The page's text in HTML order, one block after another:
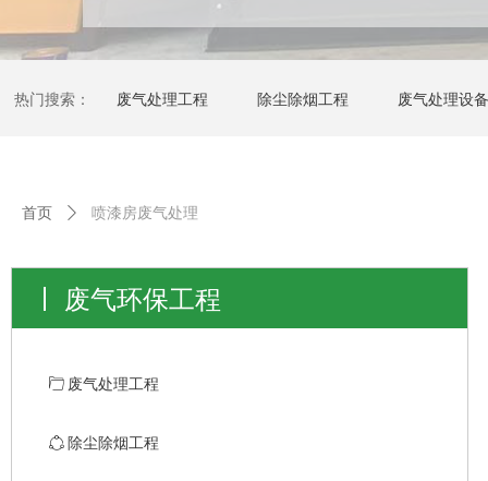
首页 ꄲ 喷漆房废气处理
ꄁ 废气处理工程
ꁢ 除尘除烟工程
废气环保工程
热门搜索： 废气处理工程 除尘除烟工程 废气处理设